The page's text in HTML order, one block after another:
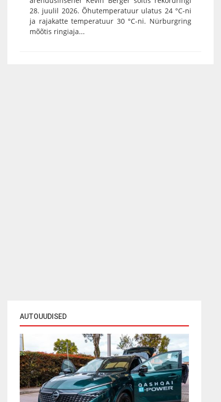
AUTOUUDISED
28. juulil 2026. Õhutemperatuur ulatus 24 °C-ni
ja rajakatte temperatuur 30 °C-ni. Nürburgring
mõõtis ringiaja...